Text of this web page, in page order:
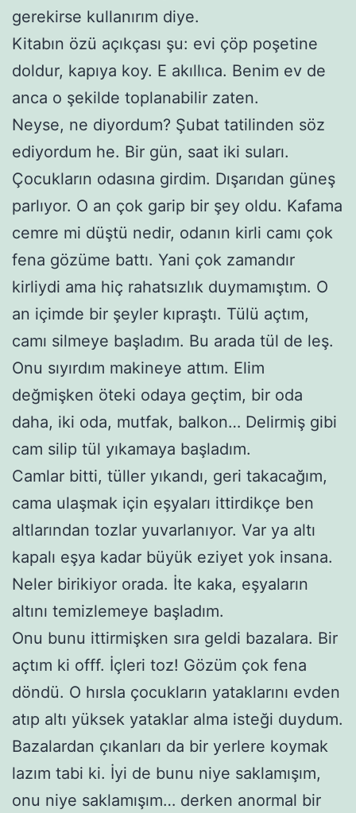
gerekirse kullanırım diye.
Kitabın özü açıkçası şu: evi çöp poşetine
doldur, kapıya koy. E akıllıca. Benim ev de
anca o şekilde toplanabilir zaten.
Neyse, ne diyordum? Şubat tatilinden söz
ediyordum he. Bir gün, saat iki suları.
Çocukların odasına girdim. Dışarıdan güneş
parlıyor. O an çok garip bir şey oldu. Kafama
cemre mi düştü nedir, odanın kirli camı çok
fena gözüme battı. Yani çok zamandır
kirliydi ama hiç rahatsızlık duymamıştım. O
an içimde bir şeyler kıpraştı. Tülü açtım,
camı silmeye başladım. Bu arada tül de leş.
Onu sıyırdım makineye attım. Elim
değmişken öteki odaya geçtim, bir oda
daha, iki oda, mutfak, balkon… Delirmiş gibi
cam silip tül yıkamaya başladım.
Camlar bitti, tüller yıkandı, geri takacağım,
cama ulaşmak için eşyaları ittirdikçe ben
altlarından tozlar yuvarlanıyor. Var ya altı
kapalı eşya kadar büyük eziyet yok insana.
Neler birikiyor orada. İte kaka, eşyaların
altını temizlemeye başladım.
Onu bunu ittirmişken sıra geldi bazalara. Bir
açtım ki offf. İçleri toz! Gözüm çok fena
döndü. O hırsla çocukların yataklarını evden
atıp altı yüksek yataklar alma isteği duydum.
Bazalardan çıkanları da bir yerlere koymak
lazım tabi ki. İyi de bunu niye saklamışım,
onu niye saklamışım… derken anormal bir